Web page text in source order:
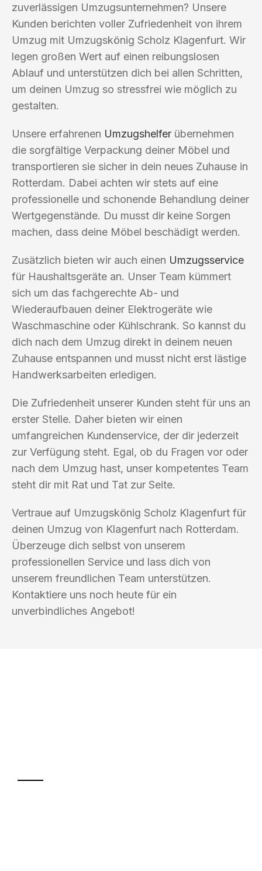
zuverlässigen Umzugsunternehmen? Unsere
Kunden berichten voller Zufriedenheit von ihrem
Umzug mit Umzugskönig Scholz Klagenfurt. Wir
legen großen Wert auf einen reibungslosen
Ablauf und unterstützen dich bei allen Schritten,
um deinen Umzug so stressfrei wie möglich zu
gestalten.
Unsere erfahrenen Umzugshelfer übernehmen
die sorgfältige Verpackung deiner Möbel und
transportieren sie sicher in dein neues Zuhause in
Rotterdam. Dabei achten wir stets auf eine
professionelle und schonende Behandlung deiner
Wertgegenstände. Du musst dir keine Sorgen
machen, dass deine Möbel beschädigt werden.
Zusätzlich bieten wir auch einen Umzugsservice
für Haushaltsgeräte an. Unser Team kümmert
sich um das fachgerechte Ab- und
Wiederaufbauen deiner Elektrogeräte wie
Waschmaschine oder Kühlschrank. So kannst du
dich nach dem Umzug direkt in deinem neuen
Zuhause entspannen und musst nicht erst lästige
Handwerksarbeiten erledigen.
Die Zufriedenheit unserer Kunden steht für uns an
erster Stelle. Daher bieten wir einen
umfangreichen Kundenservice, der dir jederzeit
zur Verfügung steht. Egal, ob du Fragen vor oder
nach dem Umzug hast, unser kompetentes Team
steht dir mit Rat und Tat zur Seite.
Vertraue auf Umzugskönig Scholz Klagenfurt für
deinen Umzug von Klagenfurt nach Rotterdam.
Überzeuge dich selbst von unserem
professionellen Service und lass dich von
unserem freundlichen Team unterstützen.
Kontaktiere uns noch heute für ein
unverbindliches Angebot!